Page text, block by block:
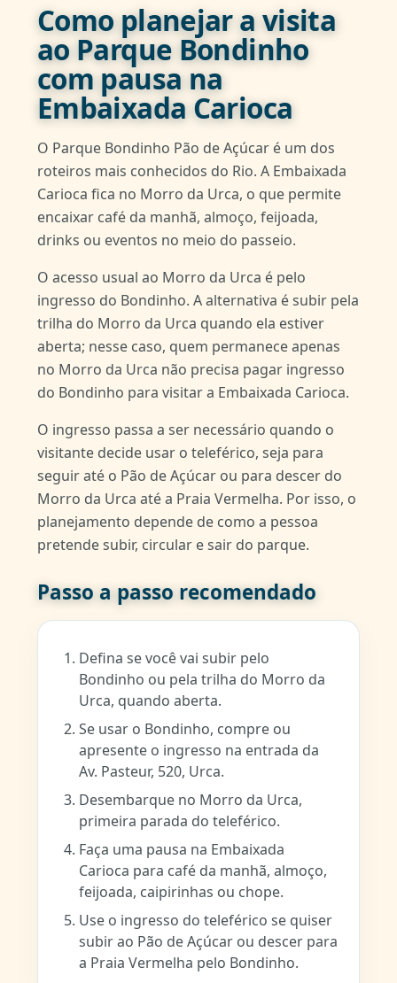
Como planejar a visita
ao Parque Bondinho
com pausa na
Embaixada Carioca
O Parque Bondinho Pão de Açúcar é um dos
roteiros mais conhecidos do Rio. A Embaixada
Carioca fica no Morro da Urca, o que permite
encaixar café da manhã, almoço, feijoada,
drinks ou eventos no meio do passeio.
O acesso usual ao Morro da Urca é pelo
ingresso do Bondinho. A alternativa é subir pela
trilha do Morro da Urca quando ela estiver
aberta; nesse caso, quem permanece apenas
no Morro da Urca não precisa pagar ingresso
do Bondinho para visitar a Embaixada Carioca.
O ingresso passa a ser necessário quando o
visitante decide usar o teleférico, seja para
seguir até o Pão de Açúcar ou para descer do
Morro da Urca até a Praia Vermelha. Por isso, o
planejamento depende de como a pessoa
pretende subir, circular e sair do parque.
Passo a passo recomendado
Defina se você vai subir pelo
Bondinho ou pela trilha do Morro da
Urca, quando aberta.
Se usar o Bondinho, compre ou
apresente o ingresso na entrada da
Av. Pasteur, 520, Urca.
Desembarque no Morro da Urca,
primeira parada do teleférico.
Faça uma pausa na Embaixada
Carioca para café da manhã, almoço,
feijoada, caipirinhas ou chope.
Use o ingresso do teleférico se quiser
subir ao Pão de Açúcar ou descer para
a Praia Vermelha pelo Bondinho.